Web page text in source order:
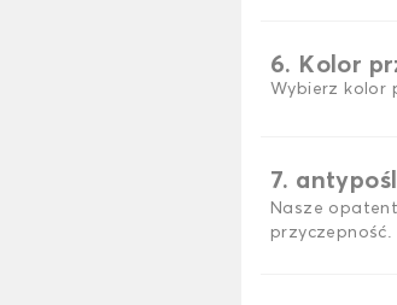
6. Kolor
Wybierz kolor
7.
Nasze
przyczepność.